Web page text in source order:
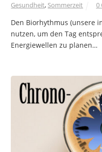
Gesundheit, Sommerzeit 0
Den Biorhythmus (unsere
nutzen, um den Tag
Energiewellen zu planen…